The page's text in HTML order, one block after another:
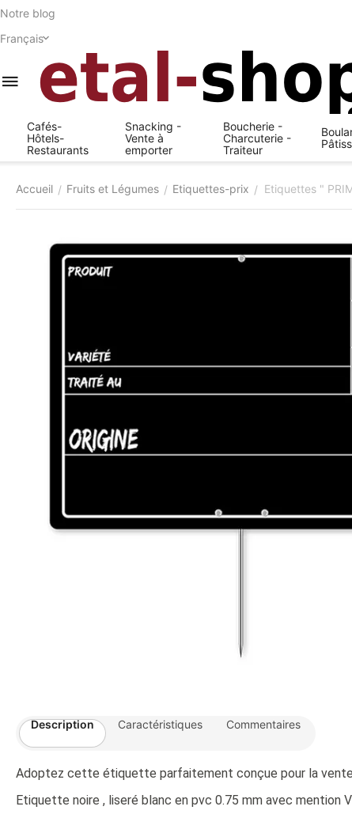
Notre blog
Français
Cafés-
Hôtels-
Restaurants
Snacking -
Vente à
emporter
Boucherie -
Charcuterie -
Traiteur
Accueil / Fruits et Légumes / Etiquettes-prix / Etiquettes "
Description Caractéristiques Commentaires
Adoptez cette étiquette parfaitement conçue pour la
Etiquette noire , liseré blanc en pvc 0.75 mm avec mention